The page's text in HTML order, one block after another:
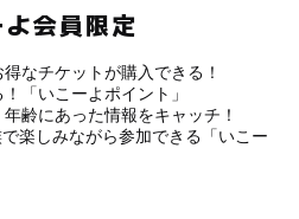
会員限定
楽しみながら参加できる「いこー